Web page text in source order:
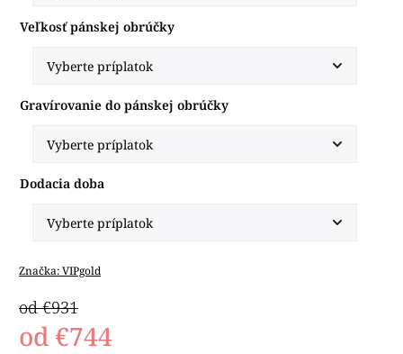
Veľkosť pánskej obrúčky
Gravírovanie do pánskej obrúčky
Dodacia doba
Značka:VIPgold
od €931
od €744